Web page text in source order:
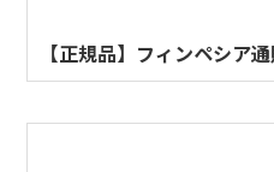
【正規品】フィンペシア